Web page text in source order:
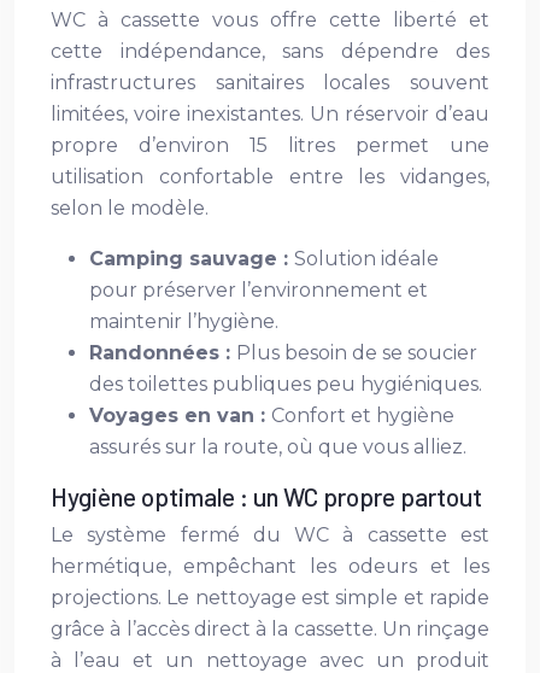
WC à cassette vous offre cette liberté et
cette indépendance, sans dépendre des
infrastructures sanitaires locales souvent
limitées, voire inexistantes. Un réservoir d’eau
propre d’environ 15 litres permet une
utilisation confortable entre les vidanges,
selon le modèle.
Camping sauvage : Solution idéale
pour préserver l’environnement et
maintenir l’hygiène.
Randonnées : Plus besoin de se soucier
des toilettes publiques peu hygiéniques.
Voyages en van : Confort et hygiène
assurés sur la route, où que vous alliez.
Hygiène optimale : un WC propre partout
Le système fermé du WC à cassette est
hermétique, empêchant les odeurs et les
projections. Le nettoyage est simple et rapide
grâce à l’accès direct à la cassette. Un rinçage
à l’eau et un nettoyage avec un produit